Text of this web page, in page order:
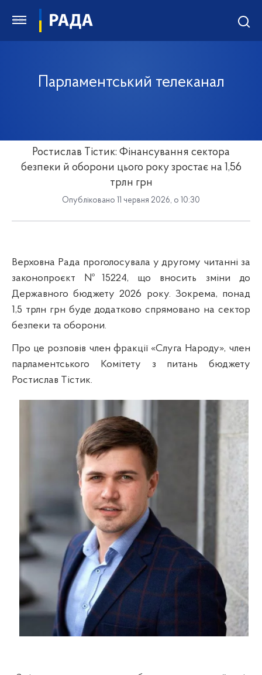
Парламентський телеканал
Ростислав Тістик: Фінансування сектора
безпеки й оборони цього року зростає на 1,56
трлн грн
Опубліковано 11 червня 2026, о 10:30
Верховна Рада проголосувала у другому читанні за
законопроєкт №15224, що вносить зміни до
Державного бюджету 2026 року. Зокрема, понад
1,5 трлн грн буде додатково спрямовано на сектор
безпеки та оборони.
Про це розповів член фракції «Слуга Народу», член
парламентського Комітету з питань бюджету
Ростислав Тістик.